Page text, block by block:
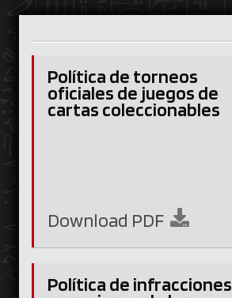
Política de torneos
oficiales de juegos de
cartas coleccionables
Download PDF
Política de infracciones